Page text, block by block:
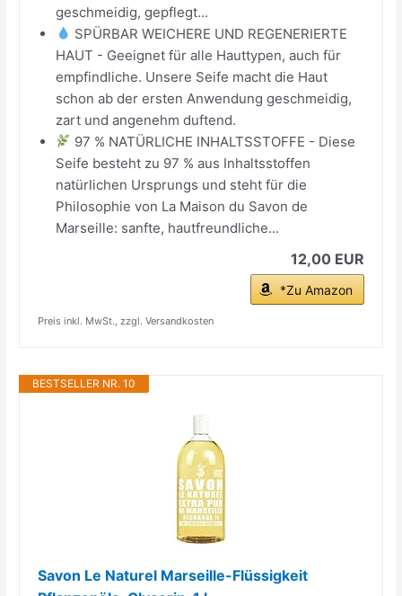
geschmeidig, gepflegt...
SPÜRBAR WEICHERE UND REGENERIERTE
HAUT - Geeignet für alle Hauttypen, auch für
empfindliche. Unsere Seife macht die Haut
schon ab der ersten Anwendung geschmeidig,
zart und angenehm duftend.
97 % NATÜRLICHE INHALTSSTOFFE - Diese
Seife besteht zu 97 % aus Inhaltsstoffen
natürlichen Ursprungs und steht für die
Philosophie von La Maison du Savon de
Marseille: sanfte, hautfreundliche...
12,00 EUR
*Zu Amazon
Preis inkl. MwSt., zzgl. Versandkosten
BESTSELLER NR. 10
Savon Le Naturel Marseille-Flüssigkeit